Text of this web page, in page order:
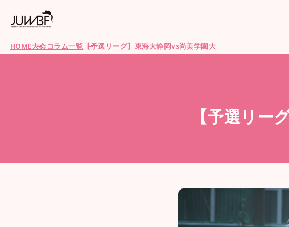
HOME大会コラム一覧 【予選リーグ】東海大静岡vs尚美学園大
【予選リー